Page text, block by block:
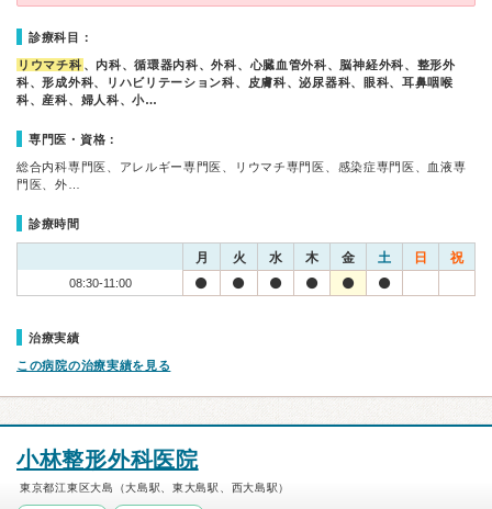
診療科目：
リウマチ科 、内科、循環器内科、外科、心臓血管外科、脳神経外科、整形外
科、形成外科、リハビリテーション科、皮膚科、泌尿器科、眼科、耳鼻咽喉
科、産科、婦人科、小…
専門医・資格：
総合内科専門医、アレルギー専門医、リウマチ専門医、感染症専門医、血液専
門医、外…
診療時間
月 火 水 木 金 土 日 祝
08:30-11:00
治療実績
この病院の治療実績を見る
小林整形外科医院
東京都江東区大島（大島駅、東大島駅、西大島駅）